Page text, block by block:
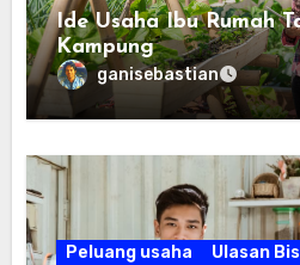
Ide Usaha Ibu Rumah
Kampung
ganisebastian
Peluang usaha Ulasan